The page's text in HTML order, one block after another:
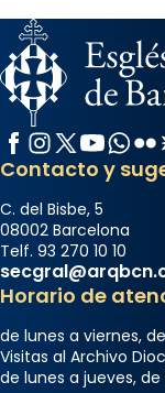
Facebook
Instagram
X / Twitter
YouTube
Contacto y
C. del Bisbe, 5
08002 Barcelona
Telf. 93 270 10 10
Horario de
de lunes a viernes,
Visitas al Archivo
de lunes a jueves, de